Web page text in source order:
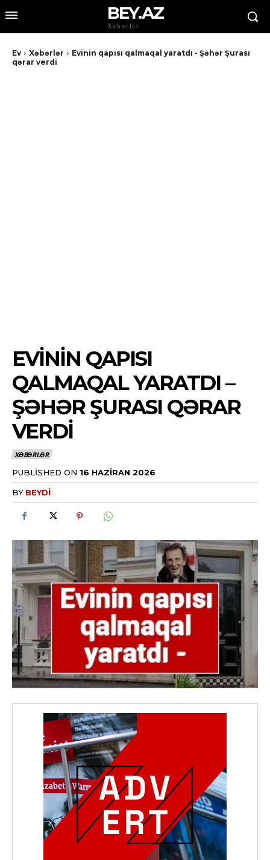
BEY.AZ
Xəbərlər
Ev Xəbərlər
Evinin qapısı qalmaqal yaratdı - Şəhər Şurası
qərar verdi
EVININ QAPISI
QALMAQAL YARATDI –
ŞƏHƏR ŞURASI QƏRAR
VERDI
XƏBƏRLƏR
PUBLISHED ON 16 HAZIRAN 2026
BY BEYDI